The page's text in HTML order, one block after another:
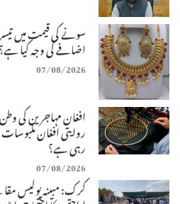
سونے کی قیمت میں
اضافے کی وجہ کیا
07/08/2026
افغان مہاجرین کی
روایتی افغان
رہی ہے؟
07/08/2026
کرک: مبینہ پولیس